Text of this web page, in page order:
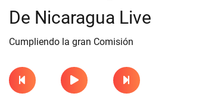
De Nicaragua Live
Cumpliendo la gran Comisión